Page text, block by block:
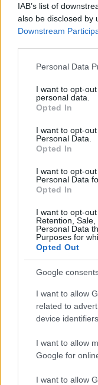
IAB’s list of
also be disclosed by
Downstream
Please note that
not limited to your
grant or deny
use your data for
consent section.
Personal Data
I want to opt-
personal data.
Opted In
I want to opt-
Personal Data.
Opted In
I want to opt-
Personal Data
Opted In
I want to opt-
Retention,
Personal Data
Purposes for
Opted Out
Google
I want to allow
related to
device
I want to allow
Google for
I want to allow
Kövess
Facebookon is!
HÍRADÓ #
BELFÖLD
TOP HÍREK #
Népszerű